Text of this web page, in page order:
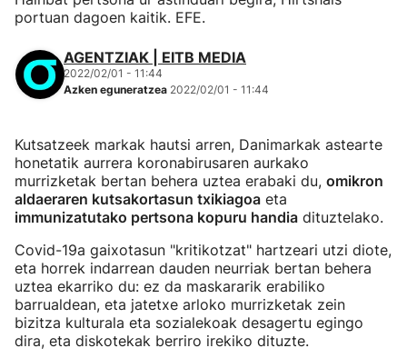
portuan dagoen kaitik. EFE.
AGENTZIAK | EITB MEDIA
2022/02/01 - 11:44
Azken eguneratzea 2022/02/01 - 11:44
Kutsatzeek markak hautsi arren, Danimarkak astearte
honetatik aurrera koronabirusaren aurkako
murrizketak bertan behera uztea erabaki du, omikron
aldaeraren kutsakortasun txikiagoa eta
immunizatutako pertsona kopuru handia dituztelako.
Covid-19a gaixotasun "kritikotzat" hartzeari utzi diote,
eta horrek indarrean dauden neurriak bertan behera
uztea ekarriko du: ez da maskararik erabiliko
barrualdean, eta jatetxe arloko murrizketak zein
bizitza kulturala eta sozialekoak desagertu egingo
dira, eta diskotekak berriro irekiko dituzte.